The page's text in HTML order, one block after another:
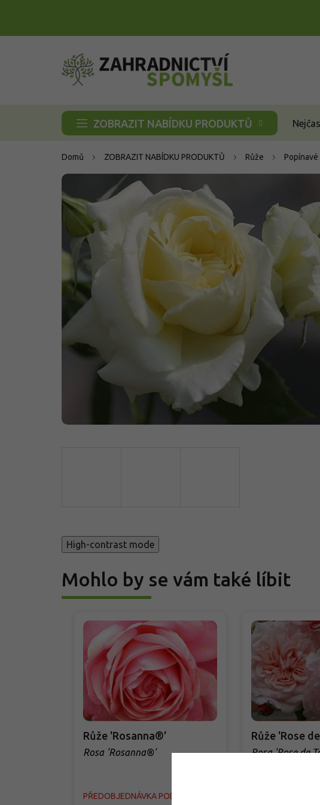
ZOBRAZIT NABÍDKU PRODUKTŮ
Domů ZOBRAZIT NABÍDKU PRODUKTŮ Růže Popínavé
High-contrast mode
Mohlo by se vám také líbit
Růže 'Rosanna®'
Rosa 'Rosanna®'
PŘEDOBJEDNÁVKA PODZIM 2026
Růže 'Rose
Rosa 'Rose de